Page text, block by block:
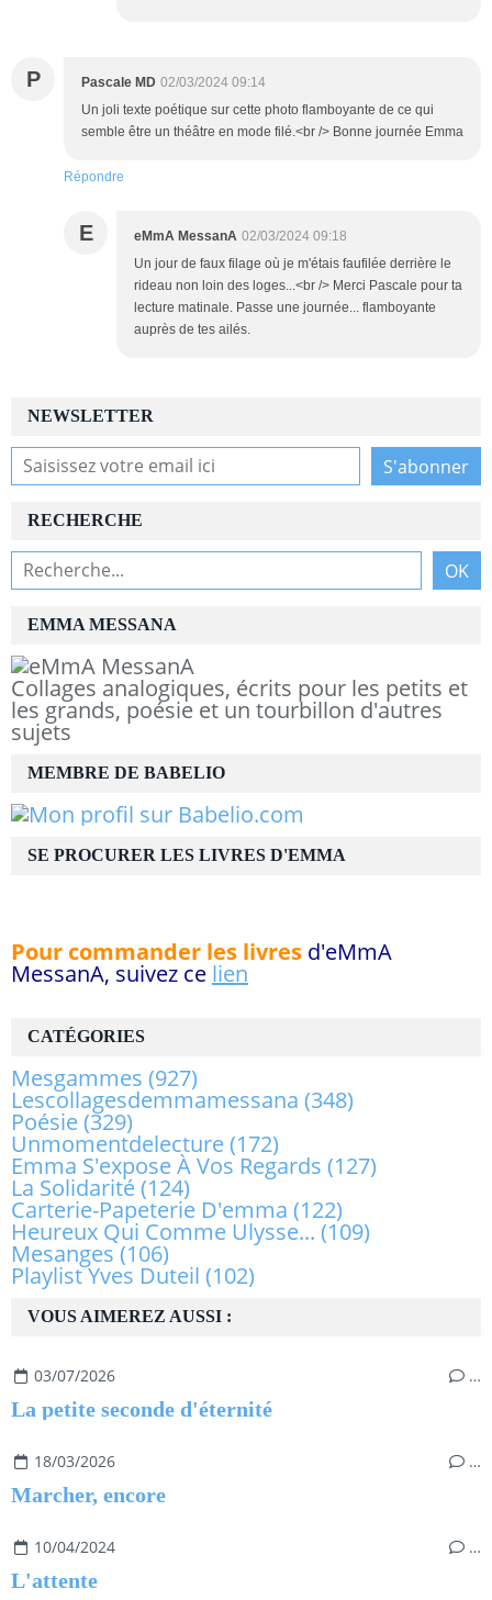
P Pascale MD 02/03/2024 09:14
Un joli texte poétique sur cette photo flamboyante de ce qui
semble être un théâtre en mode filé.<br /> Bonne journée Emma
Répondre
E eMmA MessanA 02/03/2024 09:18
Un jour de faux filage où je m'étais faufilée derrière le
rideau non loin des loges...<br /> Merci Pascale pour ta
lecture matinale. Passe une journée... flamboyante
auprès de tes ailés.
NEWSLETTER
RECHERCHE
EMMA MESSANA
Collages analogiques, écrits pour les petits et
les grands, poésie et un tourbillon d'autres
sujets
VOUS AIMEREZ AUSSI :
03/07/2026 …
La petite seconde d'éternité
18/03/2026 …
Marcher, encore
10/04/2024 …
L'attente
CATÉGORIES
Mesgammes (927)
Lescollagesdemmamessana (348)
Poésie(329)
Unmomentdelecture(172)
Emma S'expose À Vos Regards (127)
La Solidarité(124)
Carterie-Papeterie D'emma (122)
Heureux Qui Comme Ulysse... (109)
Mesanges (106)
Playlist Yves Duteil (102)
MEMBRE DE BABELIO
SE PROCURER LES LIVRES D'EMMA
Pour commander les livres d'eMmA
MessanA, suivez ce lien